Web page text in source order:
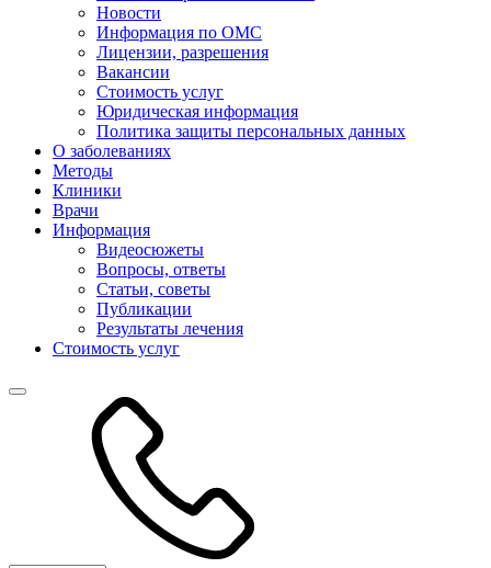
Новости
Информация по ОМС
Лицензии, разрешения
Вакансии
Стоимость услуг
Юридическая информация
Политика защиты персональных данных
О заболеваниях
Методы
Клиники
Врачи
Информация
Видеосюжеты
Вопросы, ответы
Статьи, советы
Публикации
Результаты лечения
Стоимость услуг